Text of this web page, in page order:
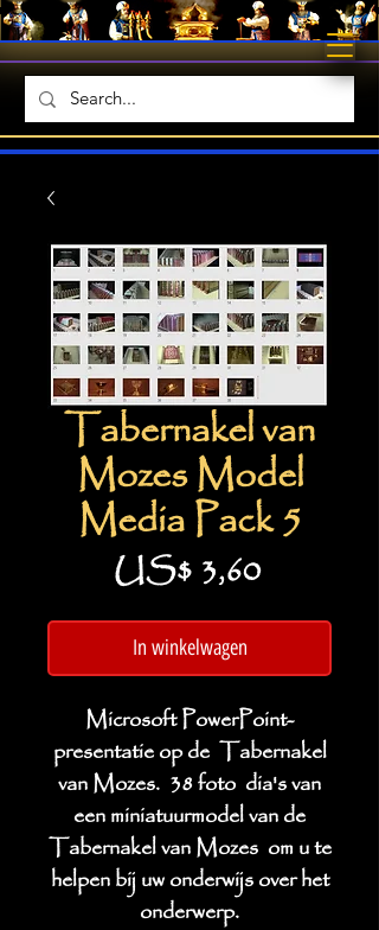
Tabernakel van
Mozes Model
Media Pack 5
US$ 3,60Prijs
In winkelwagen
Microsoft PowerPoint-
presentatie op de Tabernakel
van Mozes. 38 foto dia's van
een miniatuurmodel van de
Tabernakel van Mozes om u te
helpen bij uw onderwijs over het
onderwerp.